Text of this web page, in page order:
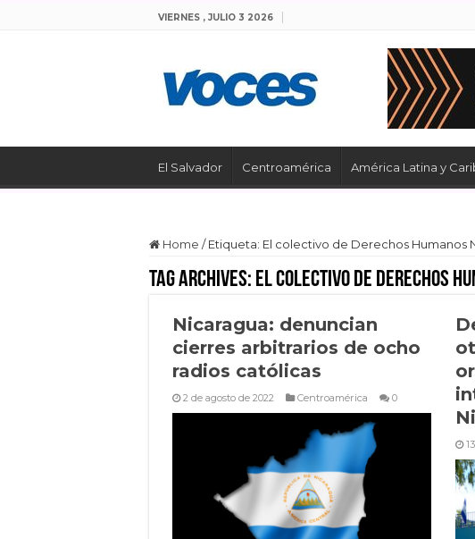
VIERNES , JULIO 3 2026
El Salvador Centroamérica América Latina y
Home / Etiqueta: El colectivo de Derechos Humanos
Tag Archives: El colectivo de Derechos
Nicaragua: denuncian
cierres arbitrarios de ocho
radios católicas
2 de agosto de 2022 Centroamérica 0